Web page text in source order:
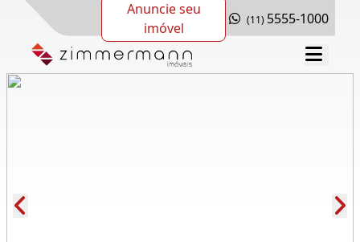
Anuncie seu
imóvel
(11) 5555-1000